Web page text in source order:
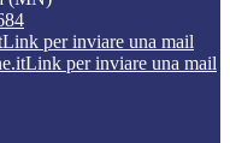
Link per inviare una mail
Link per inviare una mail